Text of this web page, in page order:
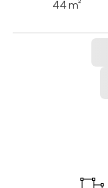
44 m²